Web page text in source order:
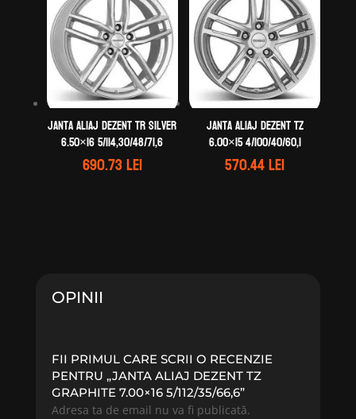
Janta aliaj DEZENT TR silver
6.50×16 5/114,30/48/71,6
690.73lei
Janta aliaj DEZENT TZ
6.00×15 4/100/40/60,1
570.44lei
OPINII
FII PRIMUL CARE SCRII O RECENZIE
PENTRU „JANTA ALIAJ DEZENT TZ
GRAPHITE 7.00×16 5/112/35/66,6”
Adresa ta de email nu va fi publicată.